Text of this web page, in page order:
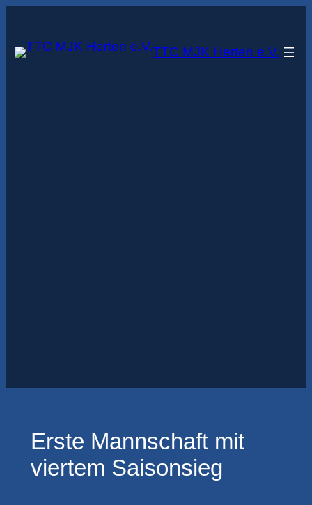
springen
TTC MJK Herten e.V.
Erste Mannschaft mit
viertem Saisonsieg